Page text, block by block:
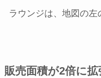
ラウンジは、地図の左
販売面積が2倍に